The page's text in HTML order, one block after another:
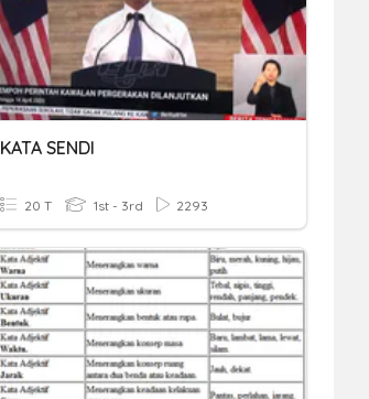
KATA SENDI
20 T 1st - 3rd 2293